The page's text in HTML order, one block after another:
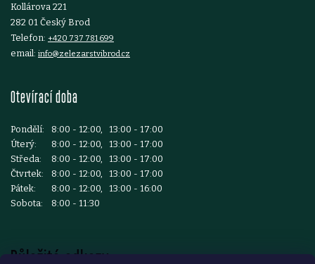
Kollárova 221
282 01 Český Brod
Telefon: +420 737 781 699
email: info@zelezarstvibrod.cz
Otevírací doba
Pondělí:
8:00 - 12:00, 13:00 - 17:00
Úterý:
8:00 - 12:00, 13:00 - 17:00
Středa:
8:00 - 12:00, 13:00 - 17:00
Čtvrtek:
8:00 - 12:00, 13:00 - 17:00
Pátek:
8:00 - 12:00, 13:00 - 16:00
Sobota:
8:00 - 11:30